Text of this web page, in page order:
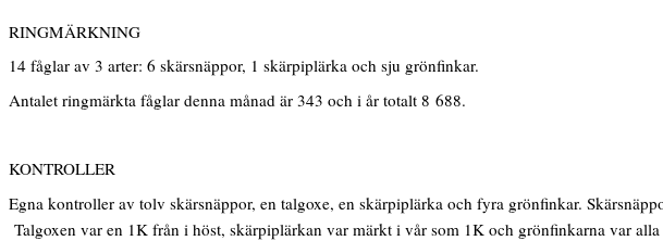
RINGMÄRKNING
14 fåglar av 3 arter: 6 skärsnäppor, 1 skärpiplärka och sju grönfinkar.
Antalet ringmärkta fåglar denna månad är 343 och i år totalt 8 688.
KONTROLLER
Egna kontroller av tolv skärsnäppor, en talgoxe, en skärpiplärka och fyra grönfinkar.
Talgoxen var en 1K från i höst, skärpiplärkan var märkt i vår som 1K och grönfinkarna var